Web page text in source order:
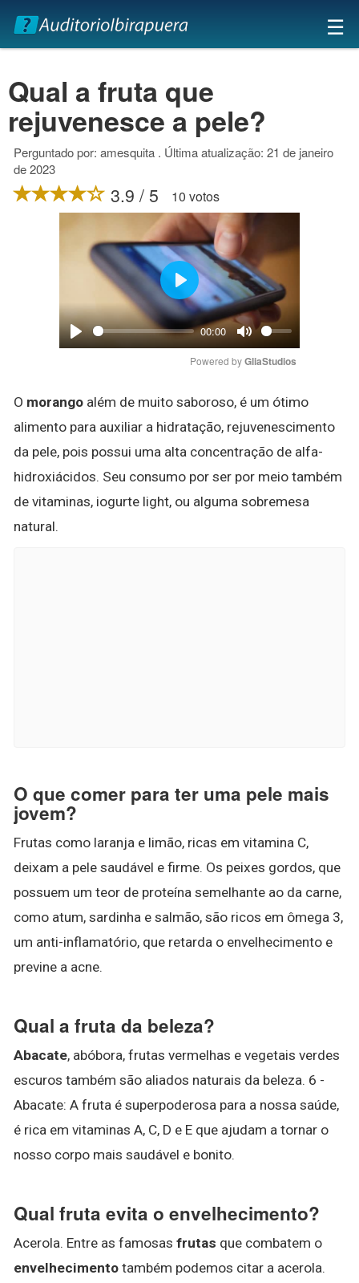
×
☰
Qual a fruta que
rejuvenesce a pele?
Perguntado por: amesquita . Última atualização: 21 de janeiro
de 2023
3.9 / 5 10 votos
Play
00:00
Mute
Play
Powered by GliaStudios
O morango além de muito saboroso, é um ótimo
alimento para auxiliar a hidratação, rejuvenescimento
da pele, pois possui uma alta concentração de alfa-
hidroxiácidos. Seu consumo por ser por meio também
de vitaminas, iogurte light, ou alguma sobremesa
natural.
O que comer para ter uma pele mais
jovem?
Frutas como laranja e limão, ricas em vitamina C,
deixam a pele saudável e firme. Os peixes gordos, que
possuem um teor de proteína semelhante ao da carne,
como atum, sardinha e salmão, são ricos em ômega 3,
um anti-inflamatório, que retarda o envelhecimento e
previne a acne.
Qual a fruta da beleza?
Abacate, abóbora, frutas vermelhas e vegetais verdes
escuros também são aliados naturais da beleza. 6 -
Abacate: A fruta é superpoderosa para a nossa saúde,
é rica em vitaminas A, C, D e E que ajudam a tornar o
nosso corpo mais saudável e bonito.
Qual fruta evita o envelhecimento?
Acerola. Entre as famosas frutas que combatem o
envelhecimento também podemos citar a acerola.